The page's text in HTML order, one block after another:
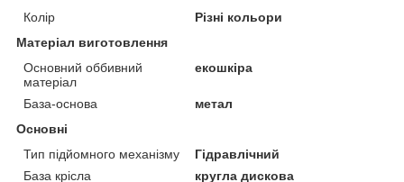
Колір
Різні кольори
Матеріал виготовлення
Основний оббивний
матеріал
екошкіра
База-основа
метал
Основні
Тип підйомного механізму
Гідравлічний
База крісла
кругла дискова